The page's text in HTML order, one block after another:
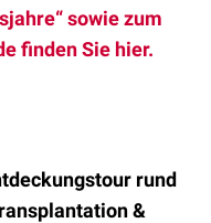
sowie zum
finden Sie hier.
rund
&